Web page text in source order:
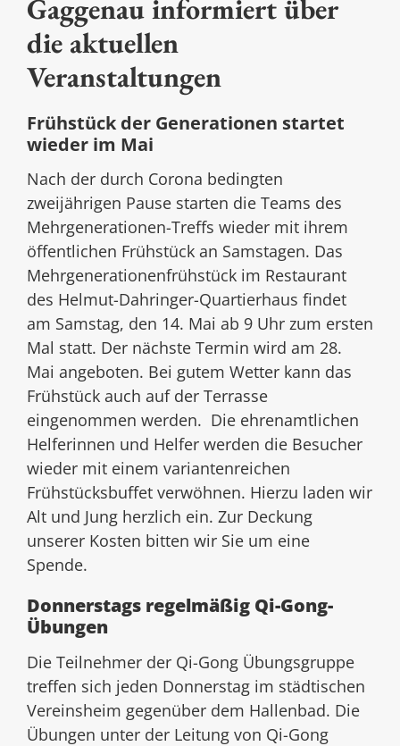
Gaggenau informiert über
die aktuellen
Veranstaltungen
Frühstück der Generationen startet
wieder im Mai
Nach der durch Corona bedingten
zweijährigen Pause starten die Teams des
Mehrgenerationen-Treffs wieder mit ihrem
öffentlichen Frühstück an Samstagen. Das
Mehrgenerationenfrühstück im Restaurant
des Helmut-Dahringer-Quartierhaus findet
am Samstag, den 14. Mai ab 9 Uhr zum ersten
Mal statt. Der nächste Termin wird am 28.
Mai angeboten. Bei gutem Wetter kann das
Frühstück auch auf der Terrasse
eingenommen werden. Die ehrenamtlichen
Helferinnen und Helfer werden die Besucher
wieder mit einem variantenreichen
Frühstücksbuffet verwöhnen. Hierzu laden wir
Alt und Jung herzlich ein. Zur Deckung
unserer Kosten bitten wir Sie um eine
Spende.
Donnerstags regelmäßig Qi-Gong-
Übungen
Die Teilnehmer der Qi-Gong Übungsgruppe
treffen sich jeden Donnerstag im städtischen
Vereinsheim gegenüber dem Hallenbad. Die
Übungen unter der Leitung von Qi-Gong